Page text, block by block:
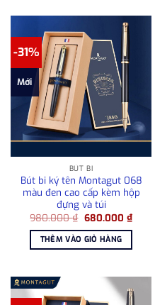
-31%
Mới
BÚT BI
Bút bi ký tên Montagut 068
màu đen cao cấp kèm hộp
đựng và túi
980.000₫ Giá
là:
980.000 ₫.
680.000 ₫Giá
hiện
THÊM VÀO GIỎ HÀNG